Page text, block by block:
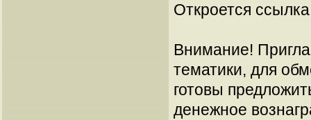
Откроется
Внимание!
тематики, для
готовы
денежное